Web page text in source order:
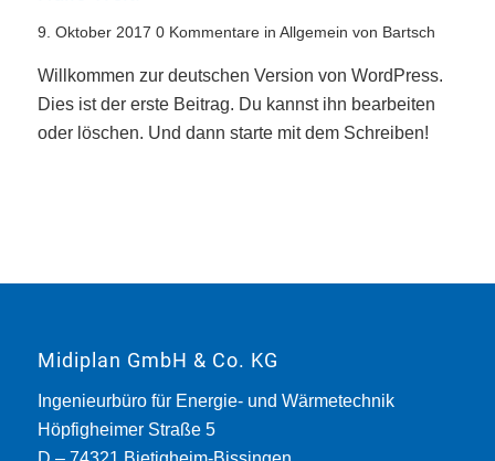
9. Oktober 2017 0 Kommentare/ in Allgemein von Bartsch
Willkommen zur deutschen Version von WordPress.
Dies ist der erste Beitrag. Du kannst ihn bearbeiten
oder löschen. Und dann starte mit dem Schreiben!
Midiplan GmbH & Co. KG
Ingenieurbüro für Energie- und Wärmetechnik
Höpfigheimer Straße 5